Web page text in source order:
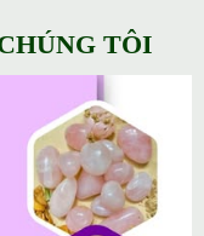
TÔI